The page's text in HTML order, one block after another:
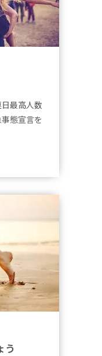
最高人数
態宣言を
う